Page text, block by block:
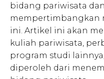
bidang pariwisata
mempertimbangkan
ini. Artikel ini akan
kuliah pariwisata,
program studi
diperoleh dari